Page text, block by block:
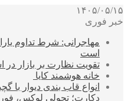
۱۴۰۵/۰۵/۱۵
خبر فوری
مهاجرانی: شرط تداوم
است
تقویت نظارت بر بازار در
خانه هوشمند کایا
انواع قاب بندی دیوار با
دکارت؛ تحولی لوکس،